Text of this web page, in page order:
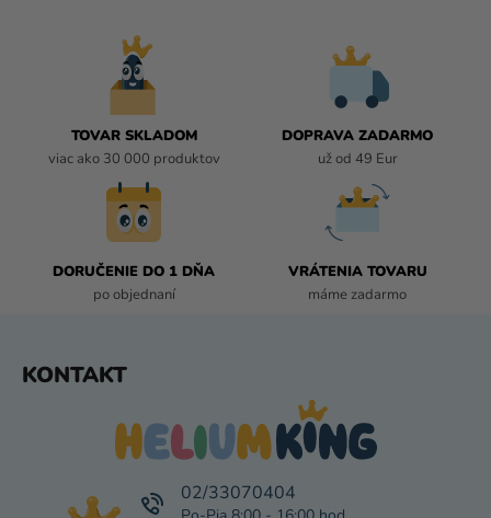
TOVAR SKLADOM
viac ako 30 000 produktov
DOPRAVA ZADARMO
už od 49 Eur
DORUČENIE DO 1 DŇA
po objednaní
VRÁTENIA TOVARU
máme zadarmo
KONTAKT
02/33070404